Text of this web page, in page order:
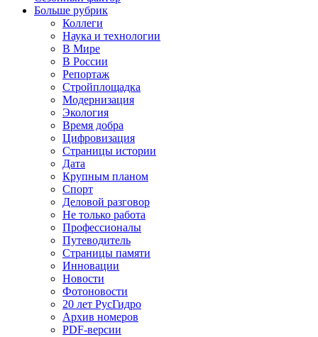
Больше рубрик
Коллеги
Наука и технологии
В Мире
В России
Репортаж
Стройплощадка
Модернизация
Экология
Время добра
Цифровизация
Страницы истории
Дата
Крупным планом
Спорт
Деловой разговор
Не только работа
Профессионалы
Путеводитель
Страницы памяти
Инновации
Новости
Фотоновости
20 лет РусГидро
Архив номеров
PDF-версии